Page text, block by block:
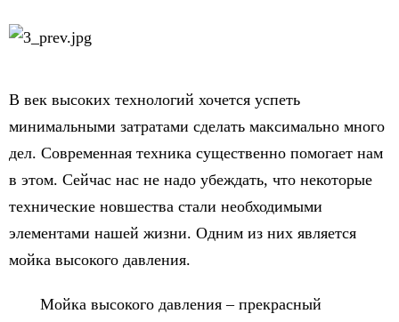
В век высоких технологий хочется успеть
минимальными затратами сделать максимально много
дел. Современная техника существенно помогает нам
в этом. Сейчас нас не надо убеждать, что некоторые
технические новшества стали необходимыми
элементами нашей жизни. Одним из них является
мойка высокого давления.
Мойка высокого давления – прекрасный